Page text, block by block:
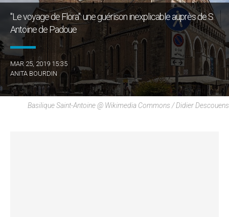
"Le voyage de Flora": une guérison inexplicable auprès de S.
Antoine de Padoue
MAR 25, 2019 15:35
ANITA BOURDIN
Basilique Saint-Antoine @ Wikimedia Commons / Didier Descouens